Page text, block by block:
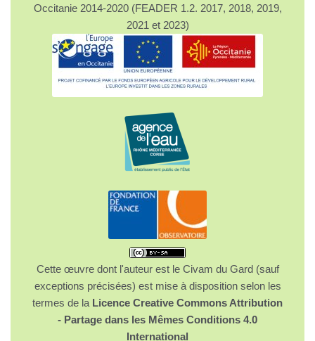
Occitanie 2014-2020 (FEADER 1.2. 2017, 2018, 2019,
2021 et 2023)
Cette œuvre dont l'auteur est le Civam du Gard (sauf
exceptions précisées) est mise à disposition selon les
termes de la Licence Creative Commons Attribution
- Partage dans les Mêmes Conditions 4.0
International